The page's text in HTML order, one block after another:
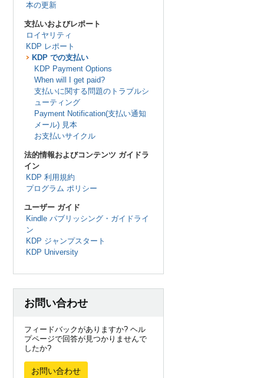
本の更新
支払いおよびレポート
ロイヤリティ
KDP レポート
KDP での支払い
KDP Payment Options
When will I get paid?
支払いに関する問題のトラブルシ
ューティング
Payment Notification(支払い通知
メール) 見本
お支払いサイクル
法的情報およびコンテンツ ガイドラ
イン
KDP 利用規約
プログラム ポリシー
ユーザー ガイド
Kindle パブリッシング・ガイドライ
ン
KDP ジャンプスタート
KDP University
お問い合わせ
フィードバックがありますか? ヘル
プページで回答が見つかりませんで
したか?
お問い合わせ